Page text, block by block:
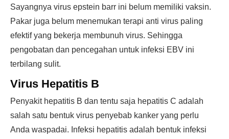
Sayangnya virus epstein barr ini belum memiliki vaksin.
Pakar juga belum menemukan terapi anti virus paling
efektif yang bekerja membunuh virus. Sehingga
pengobatan dan pencegahan untuk infeksi EBV ini
terbilang sulit.
Virus Hepatitis B
Penyakit hepatitis B dan tentu saja hepatitis C adalah
salah satu bentuk virus penyebab kanker yang perlu
Anda waspadai. Infeksi hepatitis adalah bentuk infeksi